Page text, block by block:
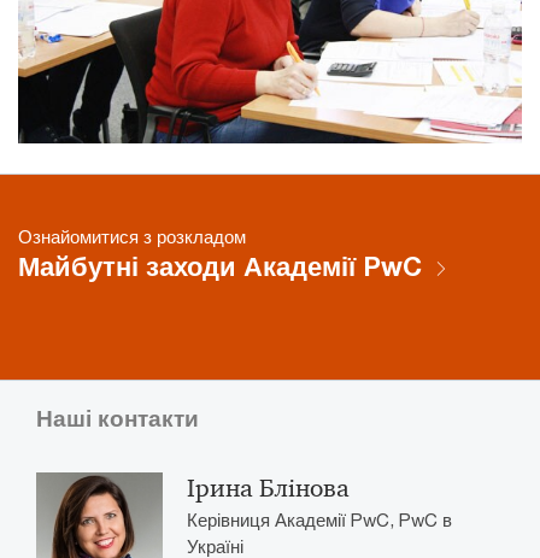
Ознайомитися з розкладом
Майбутні заходи Академії PwC
Наші контакти
Ірина Блінова
Керівниця Академії PwC, PwC в
Україні